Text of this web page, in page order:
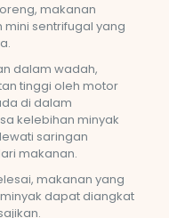
makanan
sentrifugal yang
dalam wadah,
tinggi oleh motor
di dalam
kelebihan minyak
saringan
makanan.
makanan yang
dapat diangkat